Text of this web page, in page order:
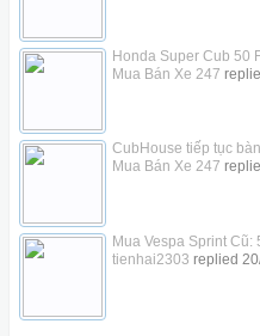
Honda Super Cub 50
Mua Bán Xe 247
CubHouse tiếp tục
Mua Bán Xe 247
Mua Vespa Sprint Cũ:
tienhai2303 replied